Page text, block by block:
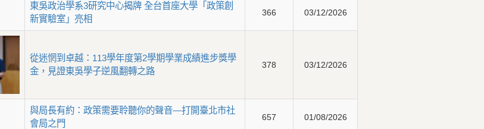
東吳政治學系3研究中心揭牌 全台首座大學「政策創
新實驗室」亮相
366 03/12/2026
從迷惘到卓越：113學年度第2學期學業成績進步獎學
金，見證東吳學子逆風翻轉之路
378 03/12/2026
與局長有約：政策需要聆聽你的聲音—打開臺北市社
會局之門
657 01/08/2026